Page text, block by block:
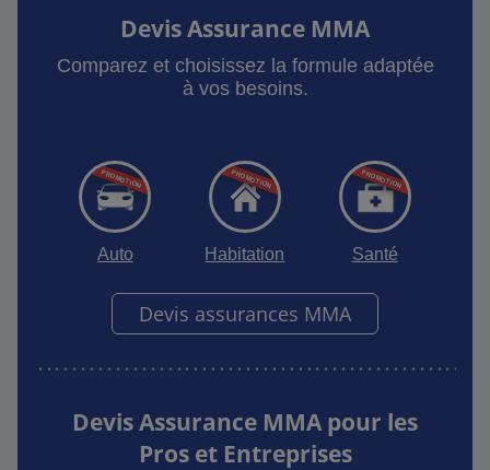
Devis Assurance MMA
Comparez et choisissez la formule adaptée
à vos besoins.
Auto Habitation Santé
Devis assurances MMA
Devis Assurance MMA pour les
Pros et Entreprises